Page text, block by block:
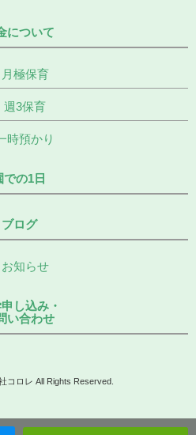
について
月極保育
週3保育
時預かり
での1日
ブログ
お知らせ
し込み・
い合わせ
コロレ All Rights Reserved.